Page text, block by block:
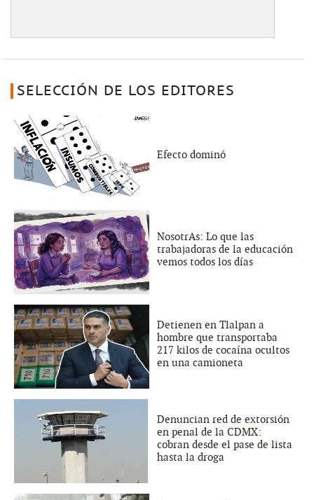
SELECCIÓN DE LOS EDITORES
Efecto dominó
NosotrAs: Lo que las
trabajadoras de la educación
vemos todos los días
Detienen en Tlalpan a
hombre que transportaba
217 kilos de cocaína ocultos
en una camioneta
Denuncian red de extorsión
en penal de la CDMX:
cobran desde el pase de lista
hasta la droga